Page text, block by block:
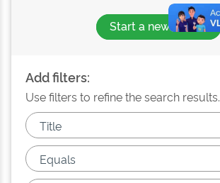
Start a new search
Add filters:
Use filters to refine the search results.